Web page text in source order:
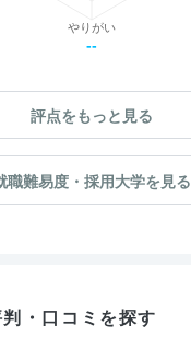
やりがい
--
評点をもっと見る
職難易度・採用大学を見る
・口コミを探す